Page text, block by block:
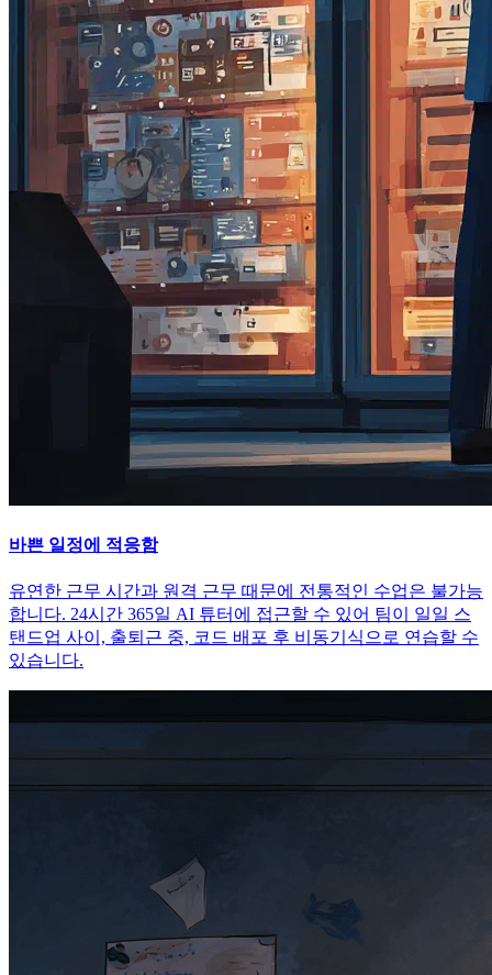
바쁜 일정에 적응함
유연한 근무 시간과 원격 근무 때문에 전통적인 수업은 불가능
합니다. 24시간 365일 AI 튜터에 접근할 수 있어 팀이 일일 스
탠드업 사이, 출퇴근 중, 코드 배포 후 비동기식으로 연습할 수
있습니다.